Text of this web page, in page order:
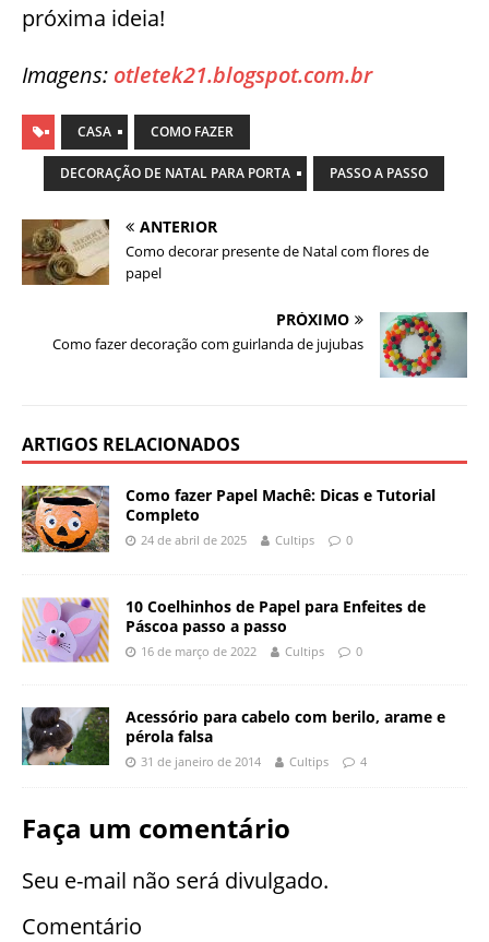
próxima ideia!
Imagens: otletek21.blogspot.com.br
CASA COMO FAZER
DECORAÇÃO DE NATAL PARA PORTA PASSO A PASSO
ANTERIOR
Como decorar presente de Natal com flores de
papel
PRÓXIMO
Como fazer decoração com guirlanda de jujubas
ARTIGOS RELACIONADOS
Como fazer Papel Machê: Dicas e Tutorial
Completo
24 de abril de 2025 Cultips 0
10 Coelhinhos de Papel para Enfeites de
Páscoa passo a passo
16 de março de 2022 Cultips 0
Acessório para cabelo com berilo, arame e
pérola falsa
31 de janeiro de 2014 Cultips 4
Faça um comentário
Seu e-mail não será divulgado.
Comentário